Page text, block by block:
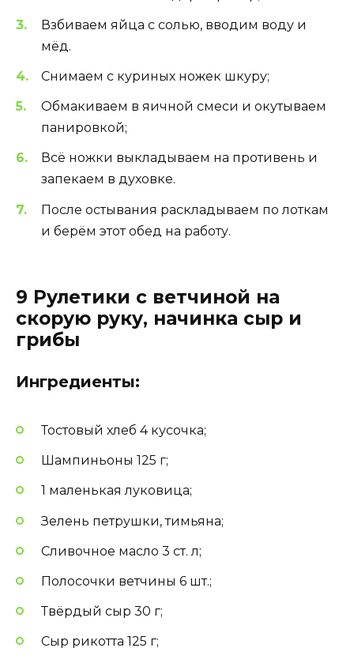
Взбиваем яйца с солью, вводим воду и
мёд.
Снимаем с куриных ножек шкуру;
Обмакиваем в яичной смеси и окутываем
панировкой;
Всё ножки выкладываем на противень и
запекаем в духовке.
После остывания раскладываем по лоткам
и берём этот обед на работу.
9 Рулетики с ветчиной на
скорую руку, начинка сыр и
грибы
Ингредиенты:
Тостовый хлеб 4 кусочка;
Шампиньоны 125 г;
1 маленькая луковица;
Зелень петрушки, тимьяна;
Сливочное масло 3 ст. л;
Полосочки ветчины 6 шт.;
Твёрдый сыр 30 г;
Сыр рикотта 125 г;